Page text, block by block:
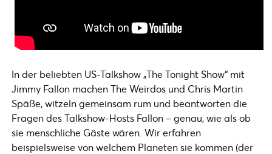
In der beliebten US-Talkshow „The Tonight Show“ mit
Jimmy Fallon machen The Weirdos und Chris Martin
Späße, witzeln gemeinsam rum und beantworten die
Fragen des Talkshow-Hosts Fallon – genau, wie als ob
sie menschliche Gäste wären. Wir erfahren
beispielsweise von welchem Planeten sie kommen (der